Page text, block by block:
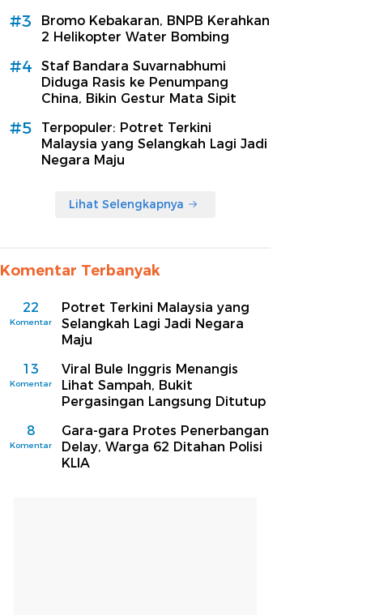
#3
Bromo Kebakaran, BNPB Kerahkan
2 Helikopter Water Bombing
#4
Staf Bandara Suvarnabhumi
Diduga Rasis ke Penumpang
China, Bikin Gestur Mata Sipit
#5
Terpopuler: Potret Terkini
Malaysia yang Selangkah Lagi Jadi
Negara Maju
Lihat Selengkapnya
Komentar Terbanyak
22
Komentar
Potret Terkini Malaysia yang
Selangkah Lagi Jadi Negara
Maju
13
Komentar
Viral Bule Inggris Menangis
Lihat Sampah, Bukit
Pergasingan Langsung Ditutup
8
Komentar
Gara-gara Protes Penerbangan
Delay, Warga 62 Ditahan Polisi
KLIA